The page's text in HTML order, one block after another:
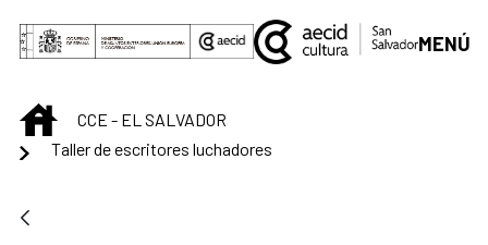
Saltar al contenido principal
MENÚ
INICIOCCE - EL SALVADOR
Taller de escritores luchadores